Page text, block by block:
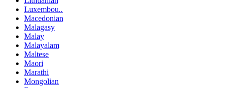
Luxembou..
Macedonian
Malagasy
Malay
Malayalam
Maltese
Maori
Marathi
Mongolian